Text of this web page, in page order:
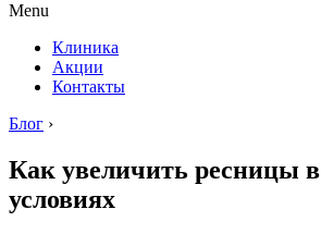
Menu
Клиника
Акции
Контакты
Блог ›
Как увеличить ресницы
условиях